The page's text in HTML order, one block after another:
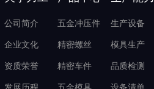
公司简介
企业文化
资质荣誉
五金冲压件
精密螺丝
精密车件
生产设备
模具生产
品质检测